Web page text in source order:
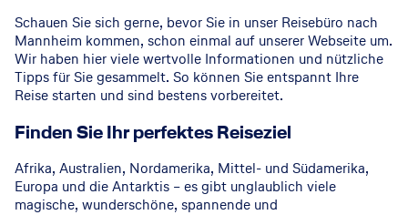
Schauen Sie sich gerne, bevor Sie in unser Reisebüro nach
Mannheim kommen, schon einmal auf unserer Webseite um.
Wir haben hier viele wertvolle Informationen und nützliche
Tipps für Sie gesammelt. So können Sie entspannt Ihre
Reise starten und sind bestens vorbereitet.
Finden Sie Ihr perfektes Reiseziel
Afrika, Australien, Nordamerika, Mittel- und Südamerika,
Europa und die Antarktis – es gibt unglaublich viele
magische, wunderschöne, spannende und